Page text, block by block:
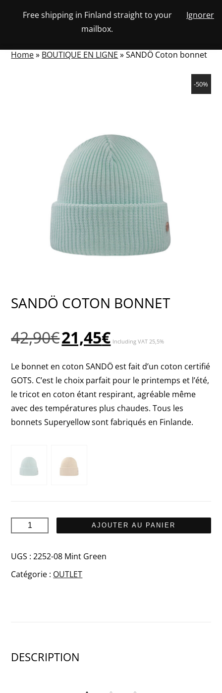
Free shipping in Finland straight to your
mailbox.
Ignorer
SEARCH
View
CART
Home» BOUTIQUE EN LIGNE »SANDÖ Coton bonnet
-50%
SANDÖ COTON BONNET
42,90€ Le
prix
était :
42,90€.
21,45€prix
est :
21,45€.
Including VAT 25,5%
Le bonnet en coton SANDÖ est fait d’un coton certifié
GOTS. C’est le choix parfait pour le printemps et l’été,
le tricot en coton étant respirant, agréable même
avec des températures plus chaudes. Tous les
bonnets Superyellow sont fabriqués en Finlande.
quantité
SANDÖ
bonnet
AJOUTER AU PANIER
UGS :2252-08 Mint Green
Catégorie : OUTLET
DESCRIPTION